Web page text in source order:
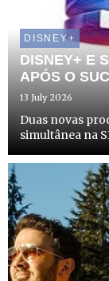
DISNEY+
DISNEY+ E
APÓS O
13 July 2026
Duas novas
simultânea na